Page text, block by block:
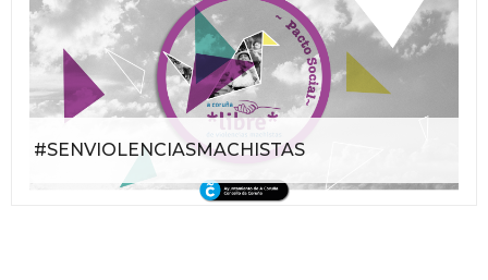
#SENVIOLENCIASMACHISTAS